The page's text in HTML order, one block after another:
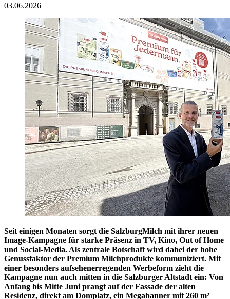
03.06.2026
Seit einigen Monaten sorgt die SalzburgMilch mit ihrer neuen
Image-Kampagne für starke Präsenz in TV, Kino, Out of Home
und Social-Media. Als zentrale Botschaft wird dabei der hohe
Genussfaktor der Premium Milchprodukte kommuniziert. Mit
einer besonders aufsehenerregenden Werbeform zieht die
Kampagne nun auch mitten in die Salzburger Altstadt ein: Von
Anfang bis Mitte Juni prangt auf der Fassade der alten
Residenz, direkt am Domplatz, ein Megabanner mit 260 m²